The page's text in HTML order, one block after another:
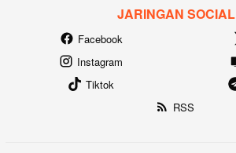
JARINGAN SOCIAL
Facebook
Instagram
Tiktok
RSS